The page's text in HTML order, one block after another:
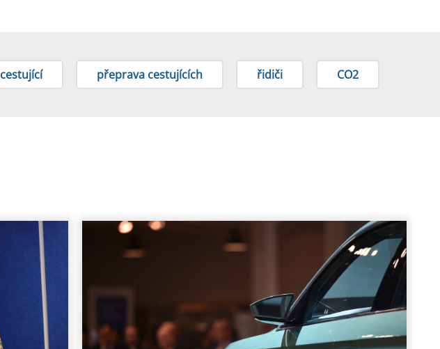
cestující přeprava cestujících řidiči CO2